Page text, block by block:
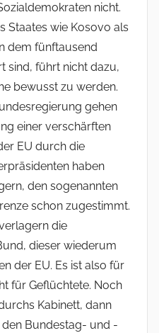
nicht.
Staates wie Kosovo als
dem fünftausend
sind, führt nicht dazu,
bewusst zu werden.
gehen
einer verschärften
EU durch die
haben
den sogenannten
schon zugestimmt.
die
dieser wiederum
der EU. Es ist also für
für Geflüchtete. Noch
Kabinett, dann
den Bundestag- und -